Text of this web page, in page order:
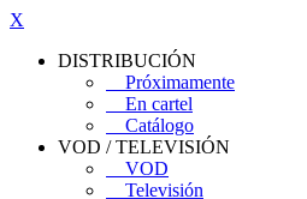
X
DISTRIBUCIÓN
Próximamente
En cartel
Catálogo
VOD / TELEVISIÓN
VOD
Televisión